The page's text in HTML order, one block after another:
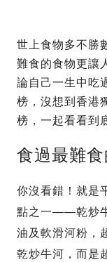
世上食物多不勝
難食的食物更讓
論自己一生中吃
榜，沒想到香港
榜，一起看看到
食過最難
你沒看錯！就是
點之一——乾炒
油及軟滑河粉，
乾炒牛河，而是